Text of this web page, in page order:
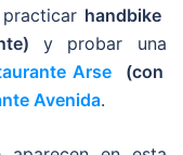
handbike
y probar una
Arse
(con
Avenida.